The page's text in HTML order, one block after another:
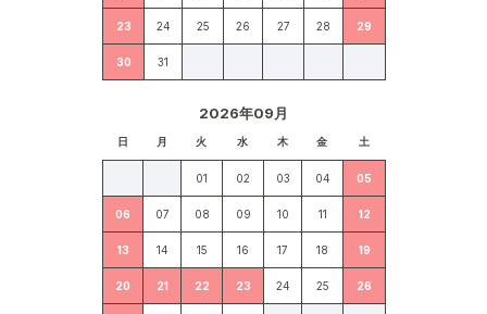
23 24 25 26 27 28 29
30 31
2026年09月
日 月 火 水 木 金 土
01 02 03 04 05
06 07 08 09 10 11 12
13 14 15 16 17 18 19
20 21 22 23 24 25 26